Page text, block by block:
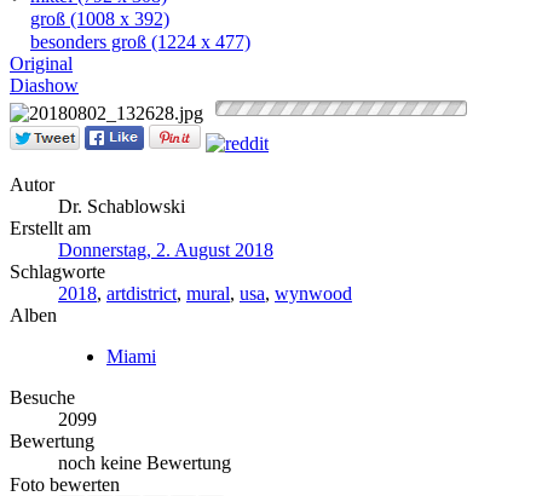
groß (1008 x 392)
besonders groß (1224 x 477)
Original
Diashow
Autor
Dr. Schablowski
Erstellt am
Donnerstag, 2. August 2018
Schlagworte
2018, artdistrict, mural, usa, wynwood
Alben
Miami
Besuche
2099
Bewertung
noch keine Bewertung
Foto bewerten